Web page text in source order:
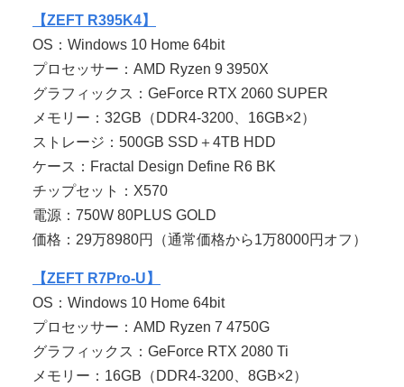
【ZEFT R395K4】
OS：Windows 10 Home 64bit
プロセッサー：AMD Ryzen 9 3950X
グラフィックス：GeForce RTX 2060 SUPER
メモリー：32GB（DDR4-3200、16GB×2）
ストレージ：500GB SSD＋4TB HDD
ケース：Fractal Design Define R6 BK
チップセット：X570
電源：750W 80PLUS GOLD
価格：29万8980円（通常価格から1万8000円オフ）
【ZEFT R7Pro-U】
OS：Windows 10 Home 64bit
プロセッサー：AMD Ryzen 7 4750G
グラフィックス：GeForce RTX 2080 Ti
メモリー：16GB（DDR4-3200、8GB×2）